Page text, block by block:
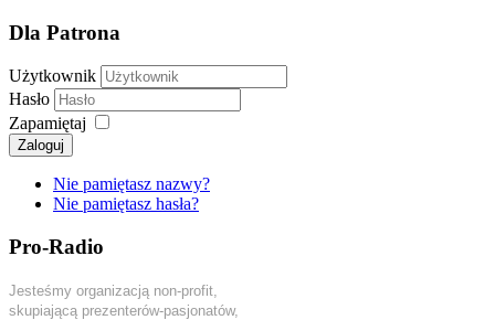
Dla Patrona
Użytkownik
Hasło
Zapamiętaj
Zaloguj
Nie pamiętasz nazwy?
Nie pamiętasz hasła?
Pro-Radio
Jesteśmy organizacją non-profit,
skupiającą prezenterów-pasjonatów,